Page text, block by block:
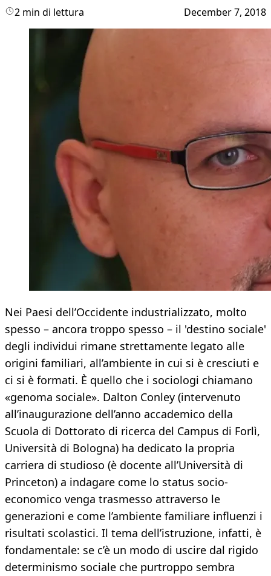
2 min di lettura December 7, 2018
Nei Paesi dell’Occidente industrializzato, molto
spesso – ancora troppo spesso – il 'destino sociale'
degli individui rimane strettamente legato alle
origini familiari, all’ambiente in cui si è cresciuti e
ci si è formati. È quello che i sociologi chiamano
«genoma sociale». Dalton Conley (intervenuto
all’inaugurazione dell’anno accademico della
Scuola di Dottorato di ricerca del Campus di Forlì,
Università di Bologna) ha dedicato la propria
carriera di studioso (è docente all’Università di
Princeton) a indagare come lo status socio-
economico venga trasmesso attraverso le
generazioni e come l’ambiente familiare influenzi i
risultati scolastici. Il tema dell’istruzione, infatti, è
fondamentale: se c’è un modo di uscire dal rigido
determinismo sociale che purtroppo sembra